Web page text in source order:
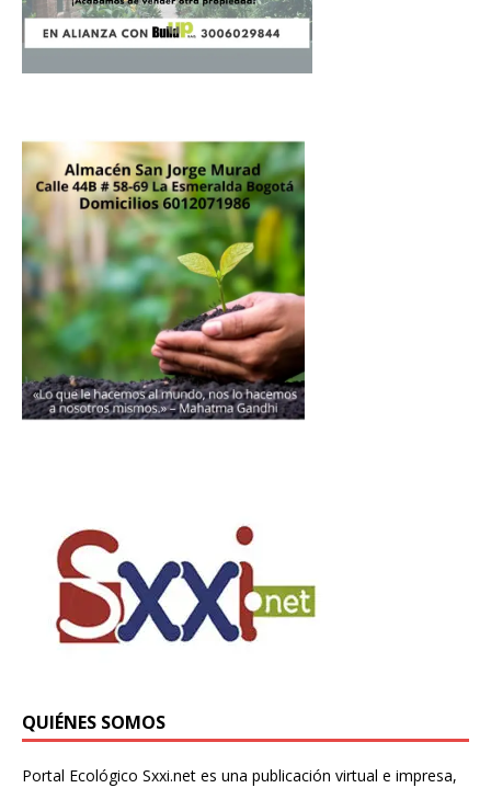
QUIÉNES SOMOS
Portal Ecológico Sxxi.net es una publicación virtual e impresa,
Donación
Introduce la cantidad (USD):